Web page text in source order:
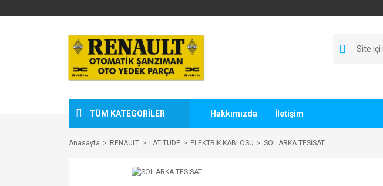
TÜM KATEGORİLER Hakkımızda İletişim
Anasayfa RENAULT LATITUDE ELEKTRİK KABLOSU SOL ARKA TESİSAT